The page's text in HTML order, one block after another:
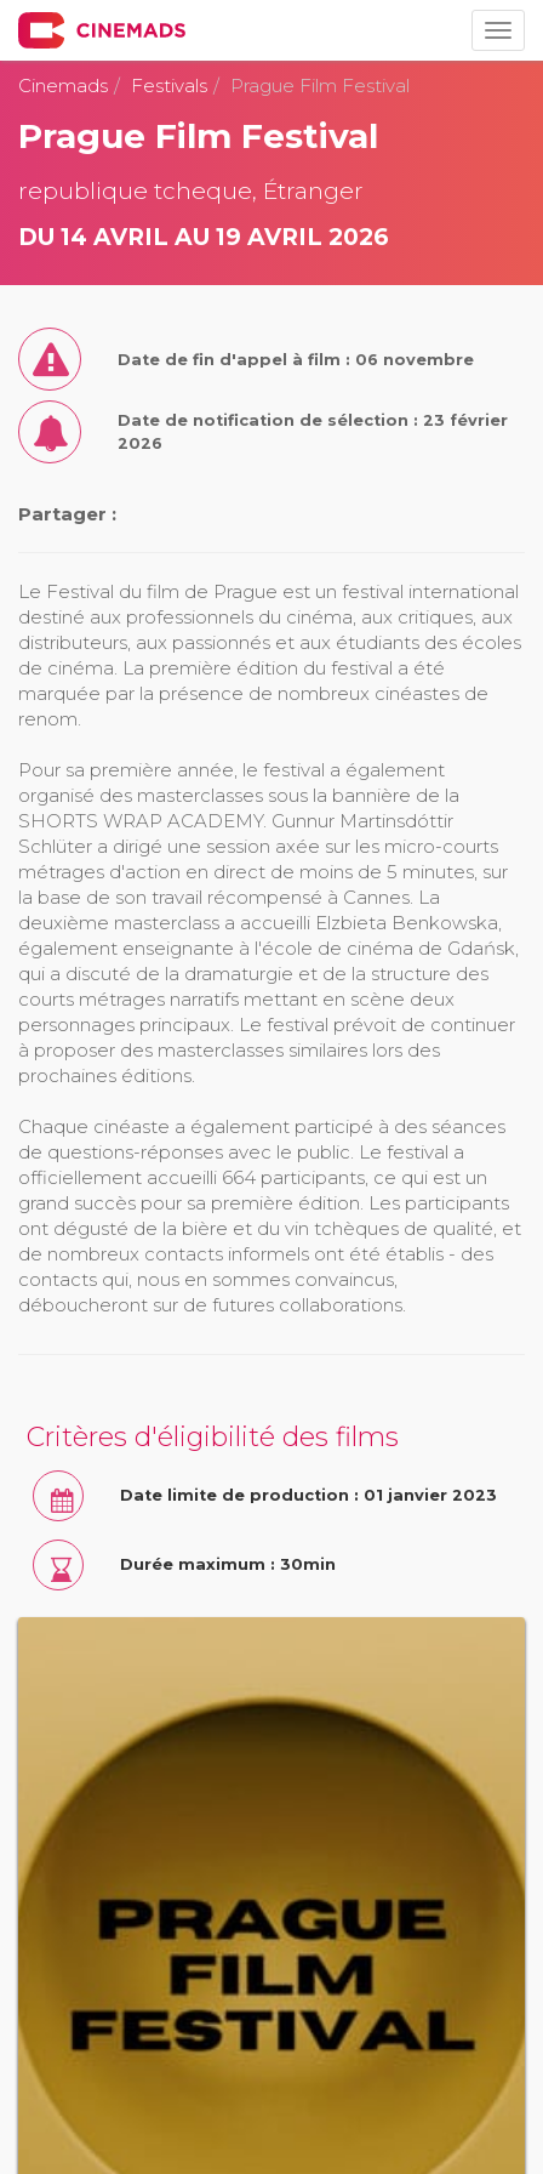
Cinemads
Festivals Prague Film Festival
Prague Film Festival
republique tcheque, Étranger
DU 14 AVRIL AU 19 AVRIL 2026
Date de fin d'appel à film : 06 novembre
Date de notification de sélection : 23 février
2026
Partager :
Le Festival du film de Prague est un festival international
destiné aux professionnels du cinéma, aux critiques, aux
distributeurs, aux passionnés et aux étudiants des écoles
de cinéma. La première édition du festival a été
marquée par la présence de nombreux cinéastes de
renom.
Pour sa première année, le festival a également
organisé des masterclasses sous la bannière de la
SHORTS WRAP ACADEMY. Gunnur Martinsdóttir
Schlüter a dirigé une session axée sur les micro-courts
métrages d'action en direct de moins de 5 minutes, sur
la base de son travail récompensé à Cannes. La
deuxième masterclass a accueilli Elzbieta Benkowska,
également enseignante à l'école de cinéma de Gdańsk,
qui a discuté de la dramaturgie et de la structure des
courts métrages narratifs mettant en scène deux
personnages principaux. Le festival prévoit de continuer
à proposer des masterclasses similaires lors des
prochaines éditions.
Chaque cinéaste a également participé à des séances
de questions-réponses avec le public. Le festival a
officiellement accueilli 664 participants, ce qui est un
grand succès pour sa première édition. Les participants
ont dégusté de la bière et du vin tchèques de qualité, et
de nombreux contacts informels ont été établis - des
contacts qui, nous en sommes convaincus,
déboucheront sur de futures collaborations.
Critères d'éligibilité des films
Date limite de production : 01 janvier 2023
Durée maximum : 30min